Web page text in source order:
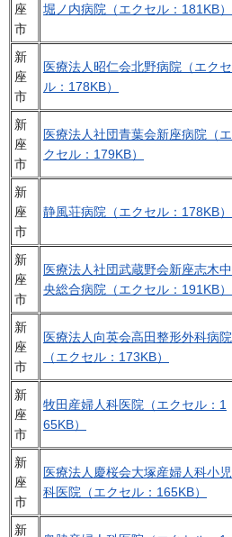
座
市
堀ノ内病院（エクセル：181KB）
新
座
市
医療法人昭仁会北野病院（エクセ
ル：178KB）
新
座
市
医療法人社団青葉会新座病院（エ
クセル：179KB）
新
座
市
静風荘病院（エクセル：178KB）
新
座
市
医療法人社団武蔵野会新座志木中
央総合病院（エクセル：191KB）
新
座
市
医療法人向英会高田整形外科病院
（エクセル：173KB）
新
座
市
牧田産婦人科医院（エクセル：1
65KB）
新
座
市
医療法人慶桜会大塚産婦人科小児
科医院（エクセル：165KB）
新